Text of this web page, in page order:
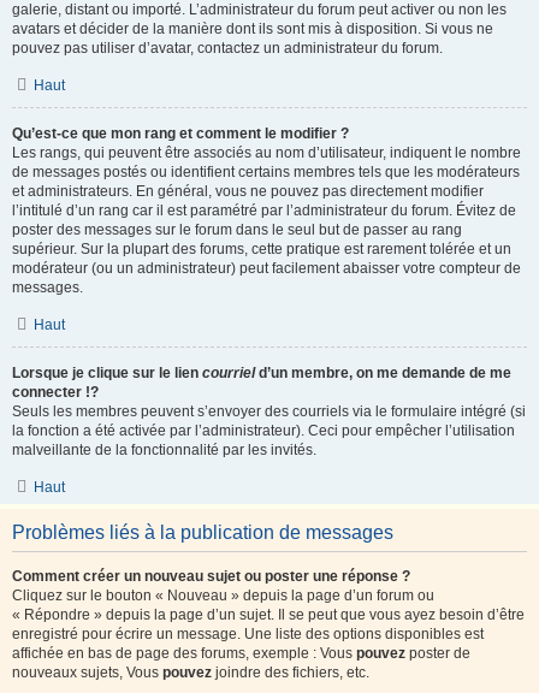
galerie, distant ou importé. L’administrateur du forum peut activer ou non les
avatars et décider de la manière dont ils sont mis à disposition. Si vous ne
pouvez pas utiliser d’avatar, contactez un administrateur du forum.
Haut
Qu’est-ce que mon rang et comment le modifier ?
Les rangs, qui peuvent être associés au nom d’utilisateur, indiquent le nombre
de messages postés ou identifient certains membres tels que les modérateurs
et administrateurs. En général, vous ne pouvez pas directement modifier
l’intitulé d’un rang car il est paramétré par l’administrateur du forum. Évitez de
poster des messages sur le forum dans le seul but de passer au rang
supérieur. Sur la plupart des forums, cette pratique est rarement tolérée et un
modérateur (ou un administrateur) peut facilement abaisser votre compteur de
messages.
Haut
Lorsque je clique sur le lien courrield’un membre, on me demande de me
connecter !?
Seuls les membres peuvent s’envoyer des courriels via le formulaire intégré (si
la fonction a été activée par l’administrateur). Ceci pour empêcher l’utilisation
malveillante de la fonctionnalité par les invités.
Haut
Problèmes liés à la publication de messages
Comment créer un nouveau sujet ou poster une réponse ?
Cliquez sur le bouton « Nouveau » depuis la page d’un forum ou
« Répondre » depuis la page d’un sujet. Il se peut que vous ayez besoin d’être
enregistré pour écrire un message. Une liste des options disponibles est
affichée en bas de page des forums, exemple : Vous pouvez poster de
nouveaux sujets, Vous pouvez joindre des fichiers, etc.